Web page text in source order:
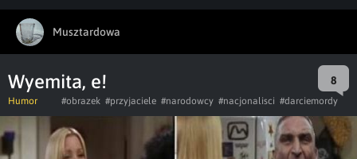
Musztardowa
Wyemita, e! 8
Humor #obrazek #przyjaciele #narodowcy #nacjonalisci #darciemordy